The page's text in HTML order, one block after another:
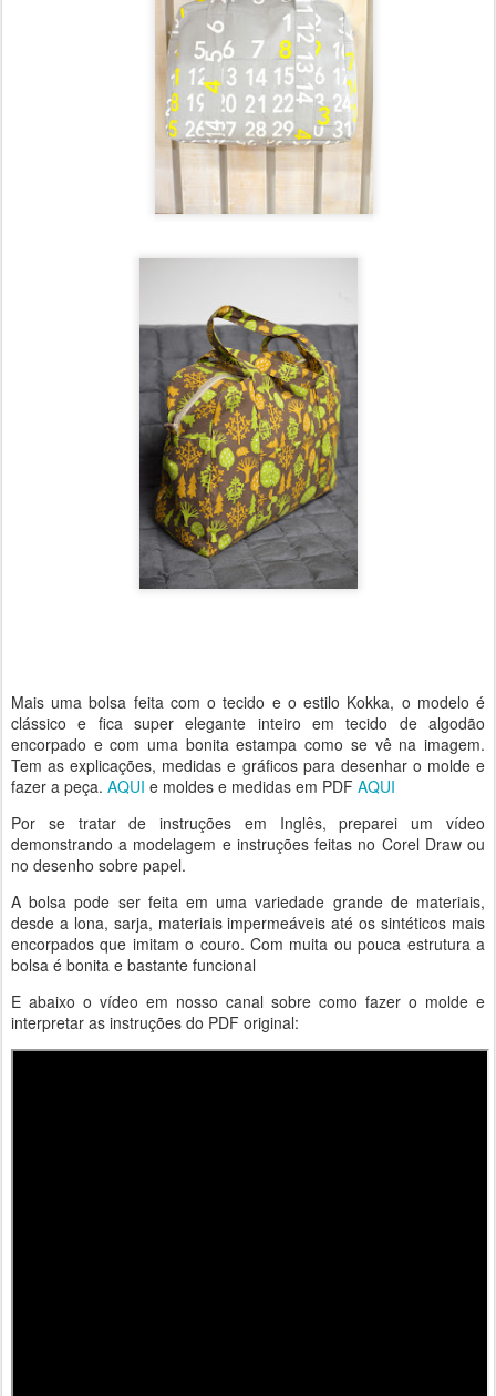
Mais uma bolsa feita com o tecido e o estilo Kokka, o modelo é
clássico e fica super elegante inteiro em tecido de algodão
encorpado e com uma bonita estampa como se vê na imagem.
Tem as explicações, medidas e gráficos para desenhar o molde e
fazer a peça. AQUI e moldes e medidas em PDF AQUI
Por se tratar de instruções em Inglês, preparei um vídeo
demonstrando a modelagem e instruções feitas no Corel Draw ou
no desenho sobre papel.
A bolsa pode ser feita em uma variedade grande de materiais,
desde a lona, sarja, materiais impermeáveis até os sintéticos mais
encorpados que imitam o couro. Com muita ou pouca estrutura a
bolsa é bonita e bastante funcional
E abaixo o vídeo em nosso canal sobre como fazer o molde e
interpretar as instruções do PDF original: